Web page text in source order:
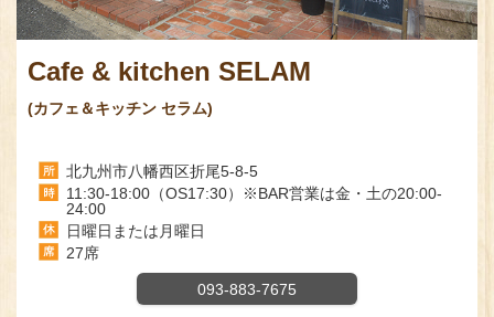
Cafe & kitchen SELAM
(カフェ＆キッチン セラム)
北九州市八幡西区折尾5-8-5
11:30-18:00（OS17:30）※BAR営業は金・土の20:00-
24:00
日曜日または月曜日
27席
093-883-7675